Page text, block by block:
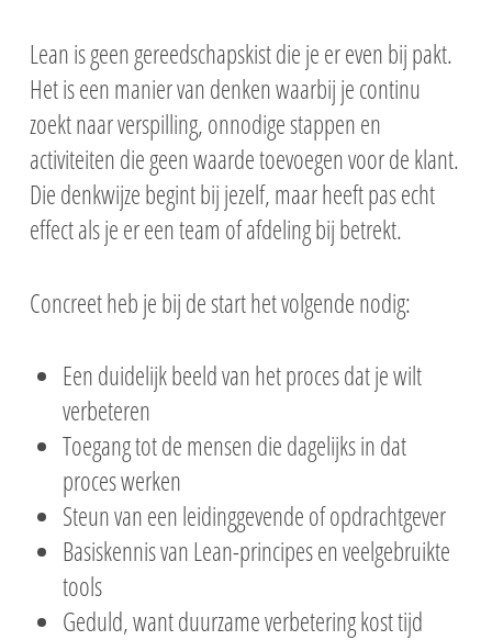
Lean is geen gereedschapskist die je er even bij pakt.
Het is een manier van denken waarbij je continu
zoekt naar verspilling, onnodige stappen en
activiteiten die geen waarde toevoegen voor de klant.
Die denkwijze begint bij jezelf, maar heeft pas echt
effect als je er een team of afdeling bij betrekt.
Concreet heb je bij de start het volgende nodig:
Een duidelijk beeld van het proces dat je wilt
verbeteren
Toegang tot de mensen die dagelijks in dat
proces werken
Steun van een leidinggevende of opdrachtgever
Basiskennis van Lean-principes en veelgebruikte
tools
Geduld, want duurzame verbetering kost tijd